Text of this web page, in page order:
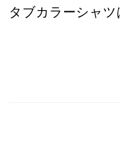
タブカラーシャツ